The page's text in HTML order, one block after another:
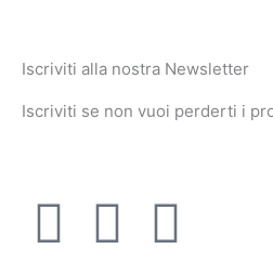
Iscriviti alla nostra Newsletter
Iscriviti se non vuoi perderti i
F
T
I